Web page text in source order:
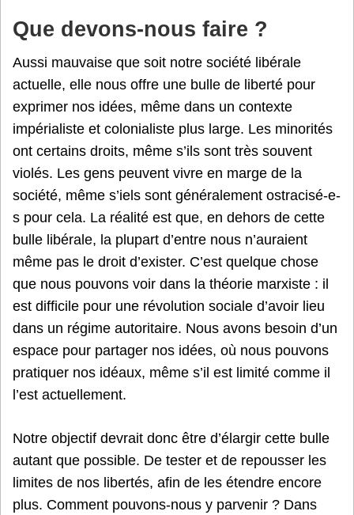
Que devons-nous faire ?
Aussi mauvaise que soit notre société libérale
actuelle, elle nous offre une bulle de liberté pour
exprimer nos idées, même dans un contexte
impérialiste et colonialiste plus large. Les minorités
ont certains droits, même s’ils sont très souvent
violés. Les gens peuvent vivre en marge de la
société, même s’iels sont généralement ostracisé-e-
s pour cela. La réalité est que, en dehors de cette
bulle libérale, la plupart d’entre nous n’auraient
même pas le droit d’exister. C’est quelque chose
que nous pouvons voir dans la théorie marxiste : il
est difficile pour une révolution sociale d’avoir lieu
dans un régime autoritaire. Nous avons besoin d’un
espace pour partager nos idées, où nous pouvons
pratiquer nos idéaux, même s’il est limité comme il
l’est actuellement.
Notre objectif devrait donc être d’élargir cette bulle
autant que possible. De tester et de repousser les
limites de nos libertés, afin de les étendre encore
plus. Comment pouvons-nous y parvenir ? Dans